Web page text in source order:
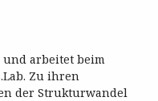
und arbeitet beim
Zu ihren
der Strukturwandel